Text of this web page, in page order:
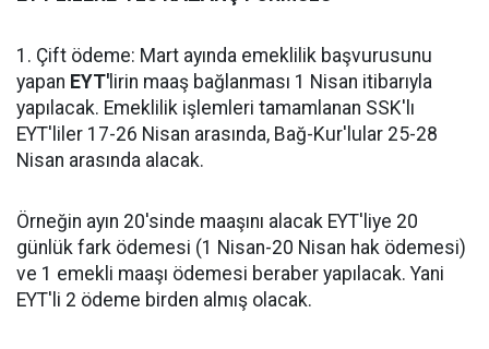
1. Çift ödeme: Mart ayında emeklilik başvurusunu
yapan EYT' lirin maaş bağlanması 1 Nisan itibarıyla
yapılacak. Emeklilik işlemleri tamamlanan SSK'lı
EYT'liler 17-26 Nisan arasında, Bağ-Kur'lular 25-28
Nisan arasında alacak.
Örneğin ayın 20'sinde maaşını alacak EYT'liye 20
günlük fark ödemesi (1 Nisan-20 Nisan hak ödemesi)
ve 1 emekli maaşı ödemesi beraber yapılacak. Yani
EYT'li 2 ödeme birden almış olacak.